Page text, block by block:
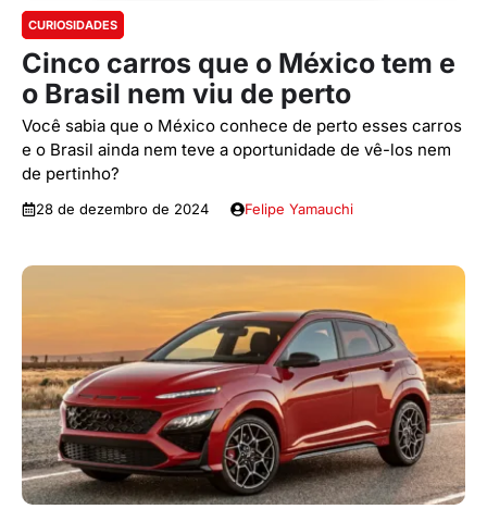
CURIOSIDADES
Cinco carros que o México tem e
o Brasil nem viu de perto
Você sabia que o México conhece de perto esses carros
e o Brasil ainda nem teve a oportunidade de vê-los nem
de pertinho?
28 de dezembro de 2024 Felipe Yamauchi